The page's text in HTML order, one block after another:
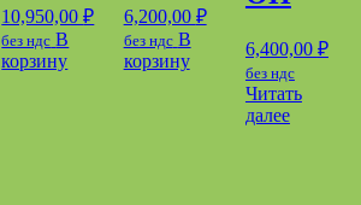
10,950,00₽
без ндс В
корзину
6,200,00 ₽
без ндс В
корзину
6,400,00 ₽
без ндс
Читать
далее